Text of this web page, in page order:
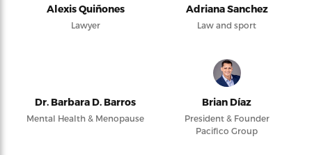
Alexis Quiñones
Lawyer
Adriana Sanchez
Law and sport
Dr. Barbara D. Barros
Mental Health & Menopause
Brian Díaz
President & Founder
Pacifico Group